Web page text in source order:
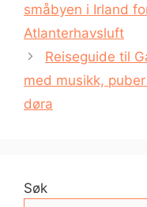
småbyen i Irland
Atlanterhavsluft
Reiseguide til
med musikk,
døra
Søk